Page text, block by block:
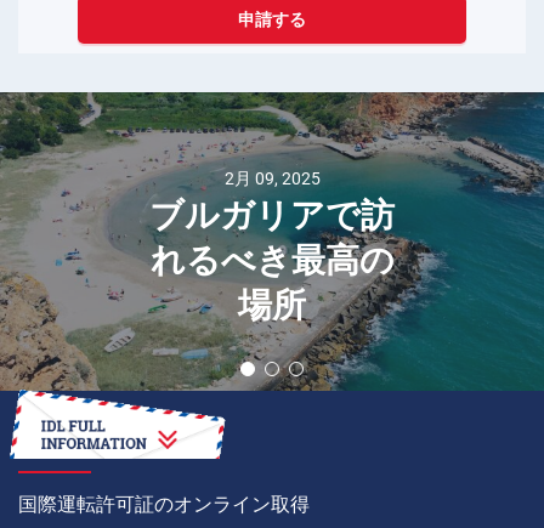
申請する
2月 09, 2025
ブルガリアで訪
れるべき最高の
場所
方法
国際運転許可証のオンライン取得